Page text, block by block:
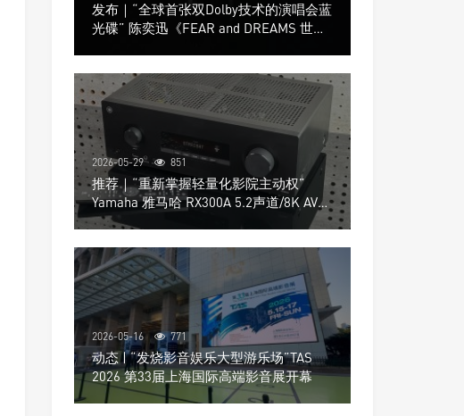
发布｜“全球首张双Dolby技术的演唱会蓝
光碟” 陈奕迅《FEAR and DREAMS 世界
2026-05-29 851
推荐｜“重新掌握轻量化影院主动权”
Yamaha 雅马哈 RX300A 5.2声道/8K AV放
大器
2026-05-16 771
动态 | “发烧影音娱乐大型游乐场”TAS
2026 第33届上海国际高端影音展开幕